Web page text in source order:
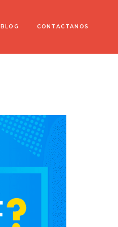
BLOG CONTACTANOS